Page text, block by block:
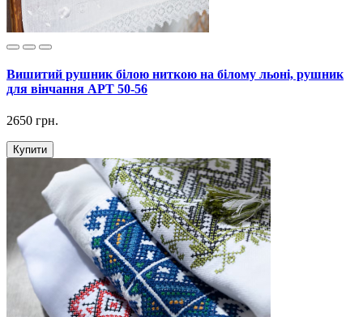
Вишитий рушник білою ниткою на білому льоні, рушник
для вінчання АРТ 50-56
2650 грн.
Купити